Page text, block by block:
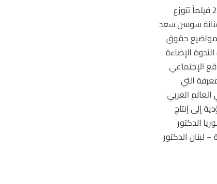
ثم كانت كلمة لمديرة البرامج نجوى قندقجي عرضت من خلالها البرنامج الذي يضم 21 فيلماً تتوزع
صور للفنانة سوسن سعد
مواضيع حقوق
الإضاءة
الإجتماعي
التي
العربي
إلى إنتاج
الدكتور
لبنان الدكتور